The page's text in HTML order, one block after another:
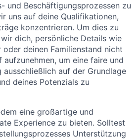
und Beschäftigungsprozessen zu
uns auf deine Qualifikationen,
konzentrieren. Um dies zu
dich, persönliche Details wie
deinen Familienstand nicht
aufzunehmen, um eine faire und
auf der Grundlage
deines Potenzials zu
eine großartige und
Experience zu bieten. Solltest
Unterstützung